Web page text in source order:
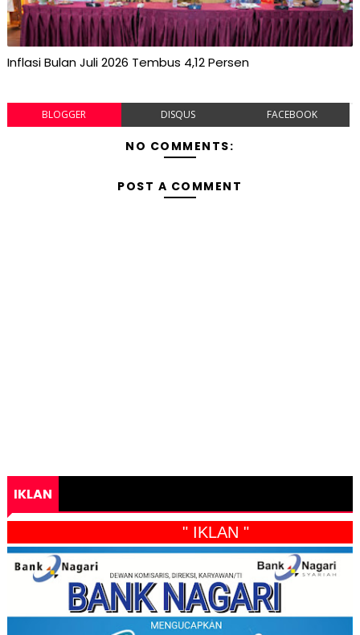
Inflasi Bulan Juli 2026 Tembus 4,12 Persen
BLOGGER DISQUS FACEBOOK
NO COMMENTS:
POST A COMMENT
IKLAN
" IKLAN "